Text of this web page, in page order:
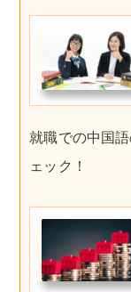
就職での中国
ェック！